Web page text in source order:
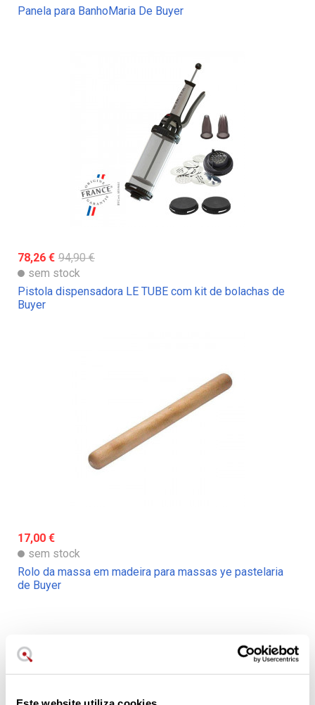
Panela para BanhoMaria De Buyer
78,26 € 94,90 €
sem stock
Pistola dispensadora LE TUBE com kit de bolachas de
Buyer
17,00 €
sem stock
Rolo da massa em madeira para massas ye pastelaria
de Buyer
Aproveita bem o carrinho de
compras?